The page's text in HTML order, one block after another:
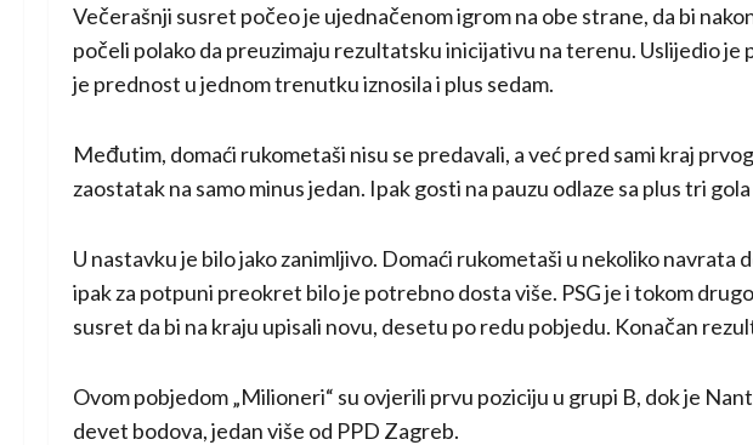
Večerašnji susret počeo je ujednačenom igrom na obe strane, da bi
počeli polako da preuzimaju rezultatsku inicijativu na terenu. Uslijedio je
je prednost u jednom trenutku iznosila i plus sedam.
Međutim, domaći rukometaši nisu se predavali, a već pred sami kraj
zaostatak na samo minus jedan. Ipak gosti na pauzu odlaze sa plus tri
U nastavku je bilo jako zanimljivo. Domaći rukometaši u nekoliko navrata
ipak za potpuni preokret bilo je potrebno dosta više. PSG je i tokom
susret da bi na kraju upisali novu, desetu po redu pobjedu. Konačan
Ovom pobjedom „Milioneri“ su ovjerili prvu poziciju u grupi B, dok je
devet bodova, jedan više od PPD Zagreb.